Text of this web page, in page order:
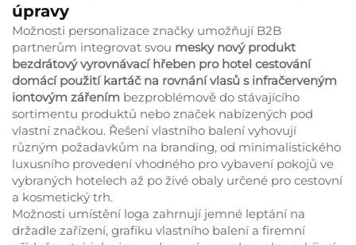
úpravy
Možnosti personalizace značky umožňují B2B
partnerům integrovat svou mesky nový produkt
bezdrátový vyrovnávací hřeben pro hotel cestování
domácí použití kartáč na rovnání vlasů s infračerveným
iontovým zářením bezproblémově do stávajícího
sortimentu produktů nebo značek nabízených pod
vlastní značkou. Řešení vlastního balení vyhovují
různým požadavkům na branding, od minimalistického
luxusního provedení vhodného pro vybavení pokojů ve
vybraných hotelech až po živé obaly určené pro cestovní
a kosmetický trh.
Možnosti umístění loga zahrnují jemné leptání na
držadle zařízení, grafiku vlastního balení a firemní